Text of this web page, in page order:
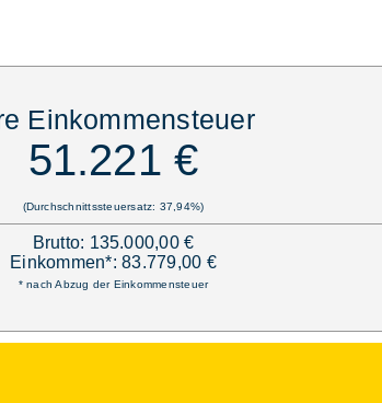
Einkommensteuer
51.221 €
(Durchschnittssteuersatz: 37,94%)
Brutto: 135.000,00 €
Einkommen*: 83.779,00 €
* nach Abzug der Einkommensteuer